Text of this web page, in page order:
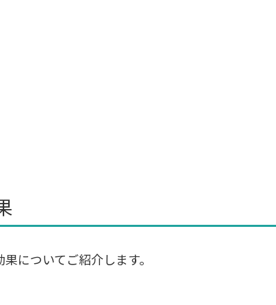
についてご紹介します。